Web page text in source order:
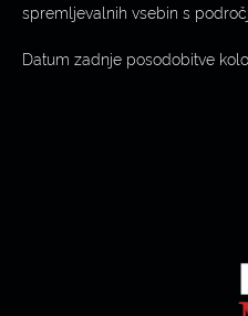
spremljevalnih vsebin s
Datum zadnje posodobitve